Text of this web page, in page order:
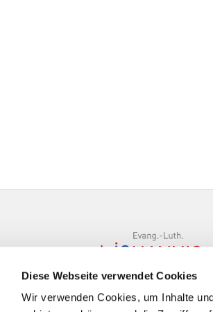
Diese Webseite verwendet Cookies
Wir verwenden Cookies, um Inhalte